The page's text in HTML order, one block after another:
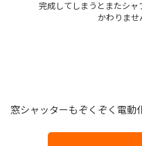
完成してしまうとまたシャ
かわりませ
窓シャッターもぞくぞく電動